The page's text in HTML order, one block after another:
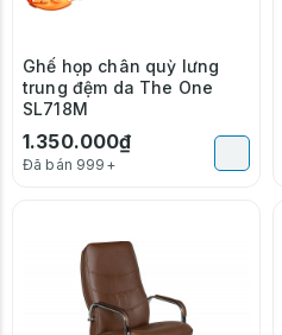
Ghế họp chân quỳ lưng
trung đệm da The One
SL718M
1.350.000₫
Đã bán 999+